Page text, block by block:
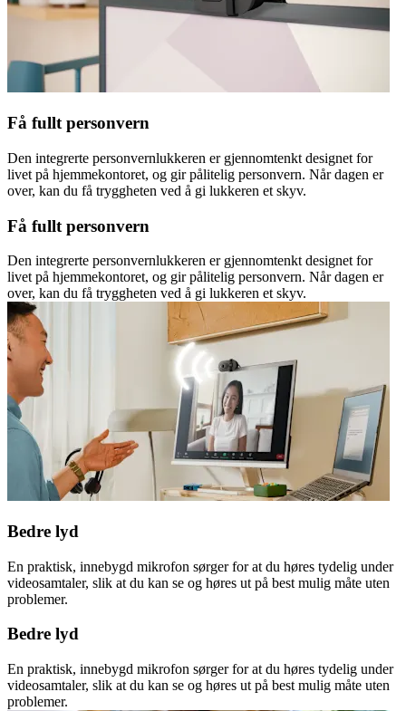
Få fullt personvern
Den integrerte personvernlukkeren er gjennomtenkt designet for
livet på hjemmekontoret, og gir pålitelig personvern. Når dagen er
over, kan du få tryggheten ved å gi lukkeren et skyv.
Få fullt personvern
Den integrerte personvernlukkeren er gjennomtenkt designet for
livet på hjemmekontoret, og gir pålitelig personvern. Når dagen er
over, kan du få tryggheten ved å gi lukkeren et skyv.
Bedre lyd
En praktisk, innebygd mikrofon sørger for at du høres tydelig under
videosamtaler, slik at du kan se og høres ut på best mulig måte uten
problemer.
Bedre lyd
En praktisk, innebygd mikrofon sørger for at du høres tydelig under
videosamtaler, slik at du kan se og høres ut på best mulig måte uten
problemer.